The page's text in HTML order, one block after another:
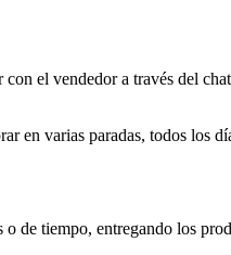
el vendedor a través del
en varias paradas, todos los
de tiempo, entregando los